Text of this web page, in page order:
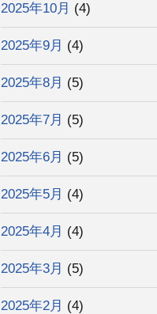
2025年10月 (4)
2025年9月 (4)
2025年8月 (5)
2025年7月 (5)
2025年6月 (5)
2025年5月 (4)
2025年4月 (4)
2025年3月 (5)
2025年2月 (4)